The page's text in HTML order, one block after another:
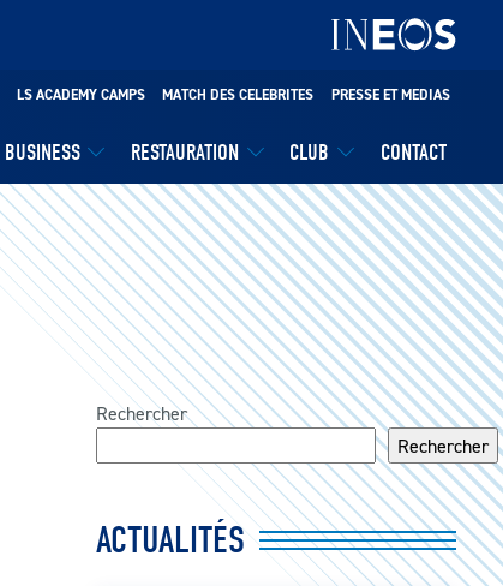
BUSINESS RESTAURATION CLUB CONTACT
LS ACADEMY CAMPS MATCH DES CELEBRITES PRESSE ET MEDIAS
Rechercher
Rechercher
ACTUALITÉS